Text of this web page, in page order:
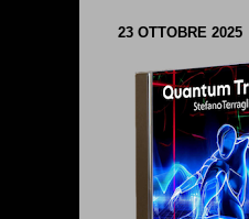
23 OTTOBRE 2025